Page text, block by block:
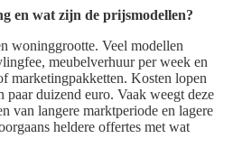
en wat zijn de prijsmodellen?
woninggrootte. Veel modellen
meubelverhuur per week en
marketingpakketten. Kosten lopen
paar duizend euro. Vaak weegt deze
van langere marktperiode en lagere
heldere offertes met wat